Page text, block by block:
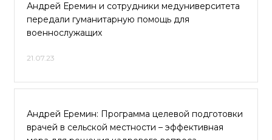
Андрей Еремин и сотрудники медуниверситета
передали гуманитарную помощь для
военнослужащих
21.07.23
Андрей Еремин: Программа целевой подготовки
врачей в сельской местности – эффективная